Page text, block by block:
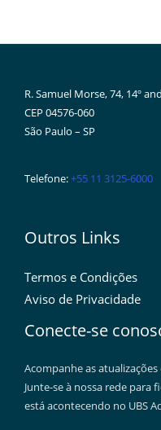
R. Samuel Morse, 74, 14º
CEP 04576-060
São Paulo – SP
Telefone:+55 11 3125-6000
Outros Links
Termos e Condições
Aviso de Privacidade
Conecte-se
Acompanhe as
Junte-se à nossa rede
está acontecendo no UBS